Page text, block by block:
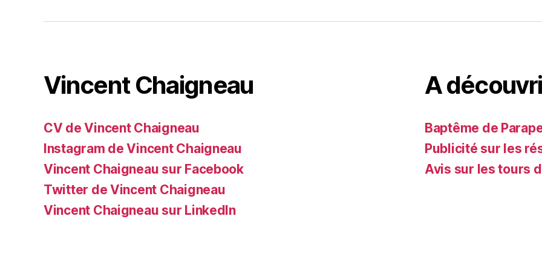
Vincent Chaigneau
CV de Vincent Chaigneau
Instagram de Vincent Chaigneau
Vincent Chaigneau sur Facebook
Twitter de Vincent Chaigneau
Vincent Chaigneau sur LinkedIn
A
Baptême de
Publicité sur les
Avis sur les tours